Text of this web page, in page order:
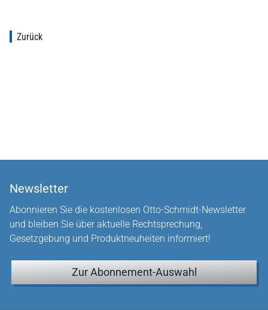
Zurück
Newsletter
Abonnieren Sie die kostenlosen Otto-Schmidt-Newsletter
und bleiben Sie über aktuelle Rechtsprechung,
Gesetzgebung und Produktneuheiten informiert!
Zur Abonnement-Auswahl